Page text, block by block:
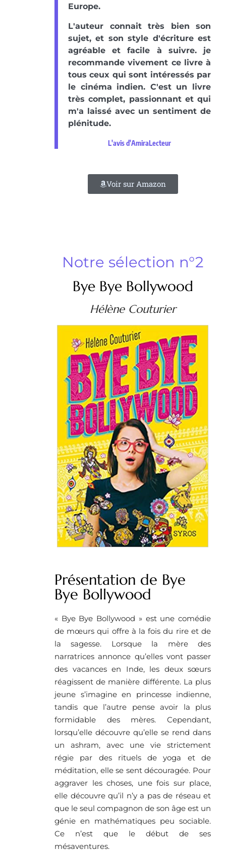
Europe.
L'auteur connait très bien son
sujet, et son style d'écriture est
agréable et facile à suivre. je
recommande vivement ce livre à
tous ceux qui sont intéressés par
le cinéma indien. C'est un livre
très complet, passionnant et qui
m'a laissé avec un sentiment de
plénitude.
L'avis d'AmiraLecteur
Voir sur Amazon
Notre sélection n°2
Bye Bye Bollywood
Hélène Couturier
Présentation de Bye
Bye Bollywood
« Bye Bye Bollywood » est une comédie
de mœurs qui offre à la fois du rire et de
la sagesse. Lorsque la mère des
narratrices annonce qu’elles vont passer
des vacances en Inde, les deux sœurs
réagissent de manière différente. La plus
jeune s’imagine en princesse indienne,
tandis que l’autre pense avoir la plus
formidable des mères. Cependant,
lorsqu’elle découvre qu’elle se rend dans
un ashram, avec une vie strictement
régie par des rituels de yoga et de
méditation, elle se sent découragée. Pour
aggraver les choses, une fois sur place,
elle découvre qu’il n’y a pas de réseau et
que le seul compagnon de son âge est un
génie en mathématiques peu sociable.
Ce n’est que le début de ses
mésaventures.